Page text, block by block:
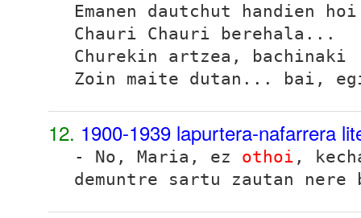
Emanen dautchut handien
Chauri Chauri berehala...
Churekin artzea, bachinaki
Zoin maite dutan... bai,
12. 1900-1939 lapurtera-nafarrera
- No, Maria, ez othoi ,
demuntre sartu zautan